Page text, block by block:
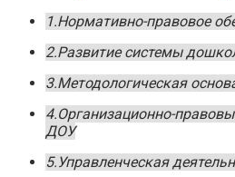
1.Нормативно-правовое
2.Развитие системы
3.Методологическая
4.Организационно-
ДОУ
5.Управленческая